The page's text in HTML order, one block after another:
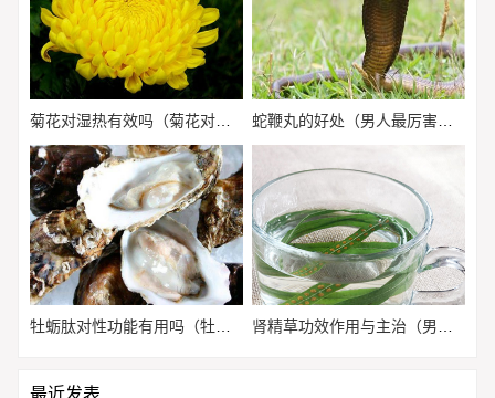
菊花对湿热有效吗（菊花对湿热有效吗怎么吃）